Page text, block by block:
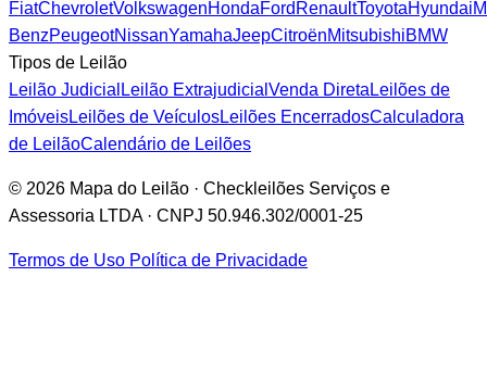
FiatChevroletVolkswagenHondaFord RenaultToyotaHyundai
BenzPeugeotNissanYamahaJeepCitroënMitsubishiBMW
Tipos de Leilão
Leilão Judicial Leilão Extrajudicial Venda Direta Leilões de
ImóveisLeilões de VeículosLeilões EncerradosCalculadora
de LeilãoCalendário de Leilões
© 2026 Mapa do Leilão · Checkleilões Serviços e
Assessoria LTDA · CNPJ 50.946.302/0001-25
Termos de Uso Política de Privacidade